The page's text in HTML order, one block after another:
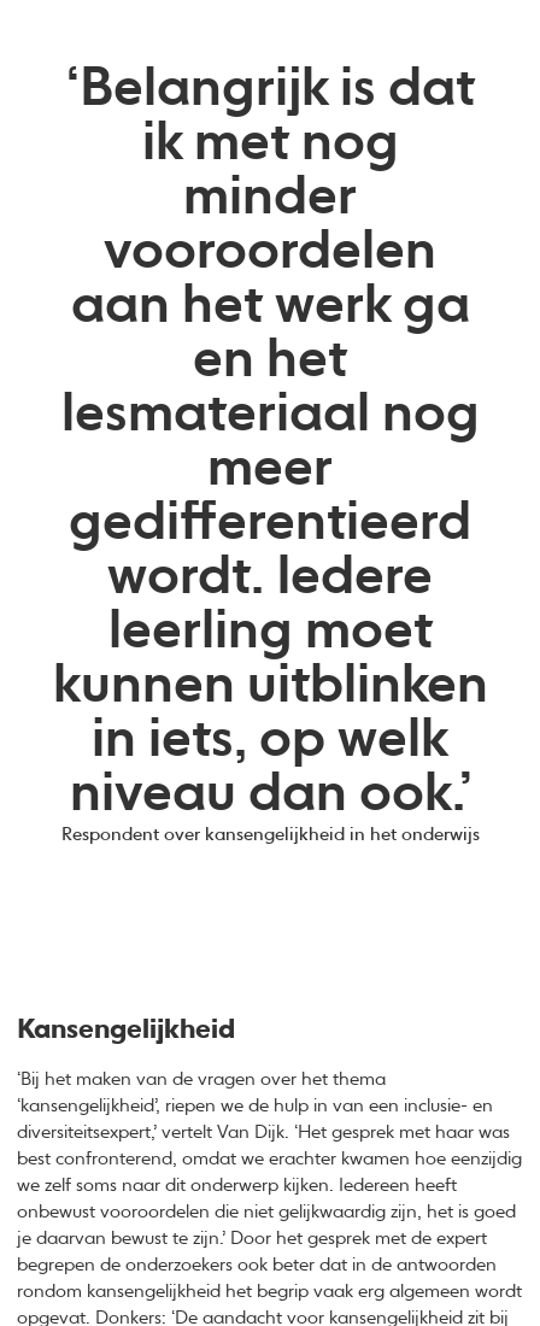
‘Belangrijk is dat
ik met nog
minder
vooroordelen
aan het werk ga
en het
lesmateriaal nog
meer
gedifferentieerd
wordt. Iedere
leerling moet
kunnen uitblinken
in iets, op welk
niveau dan ook.’
Respondent over kansengelijkheid in het onderwijs
Kansengelijkheid
‘Bij het maken van de vragen over het thema
‘kansengelijkheid’, riepen we de hulp in van een inclusie- en
diversiteitsexpert,’ vertelt Van Dijk. ‘Het gesprek met haar was
best confronterend, omdat we erachter kwamen hoe eenzijdig
we zelf soms naar dit onderwerp kijken. Iedereen heeft
onbewust vooroordelen die niet gelijkwaardig zijn, het is goed
je daarvan bewust te zijn.’ Door het gesprek met de expert
begrepen de onderzoekers ook beter dat in de antwoorden
rondom kansengelijkheid het begrip vaak erg algemeen wordt
opgevat. Donkers: ‘De aandacht voor kansengelijkheid zit bij